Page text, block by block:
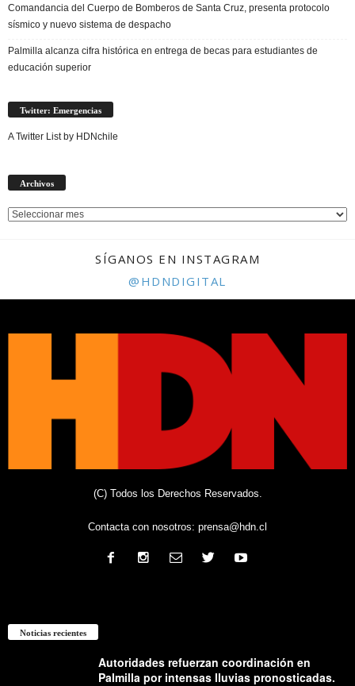
Comandancia del Cuerpo de Bomberos de Santa Cruz, presenta protocolo
sísmico y nuevo sistema de despacho
Palmilla alcanza cifra histórica en entrega de becas para estudiantes de
educación superior
Twitter: Emergencias
A Twitter List by HDNchile
Archivos
SÍGANOS EN INSTAGRAM
@HDNDIGITAL
(C) Todos los Derechos Reservados.
Contacta con nosotros: prensa@hdn.cl
Noticias recientes
Autoridades refuerzan coordinación en
Palmilla por intensas lluvias pronosticadas.